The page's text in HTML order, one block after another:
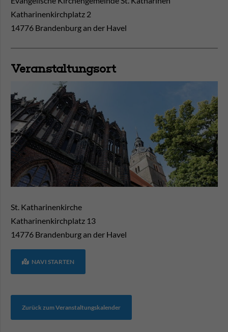
Katharinenkirchplatz 2
14776 Brandenburg an der Havel
Veranstaltungsort
St. Katharinenkirche
Katharinenkirchplatz 13
14776 Brandenburg an der Havel
NAVI STARTEN
Zurück zum Veranstaltungskalender